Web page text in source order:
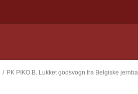
/ PK PIKO B. Lukket godsvogn fra Belgiske